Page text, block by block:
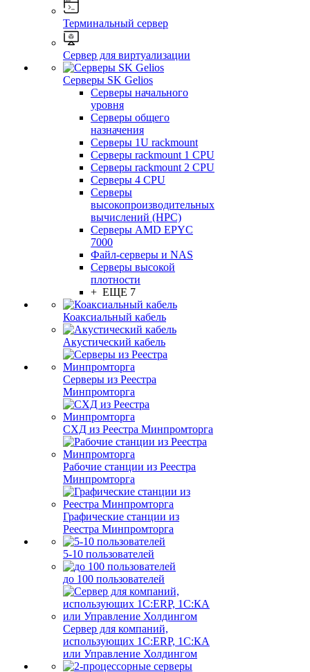
Терминальный сервер
Сервер для виртуализации
Серверы SK Gelios
Серверы начального
уровня
Серверы общего
назначения
Серверы 1U rackmount
Серверы rackmount 1 CPU
Серверы rackmount 2 CPU
Серверы 4 CPU
Серверы
высокопроизводительных
вычислений (HPC)
Серверы AMD EPYC
7000
Файл-серверы и NAS
Серверы высокой
плотности
+ ЕЩЕ 7
Коаксиальный кабель
Акустический кабель
Серверы из Реестра
Минпромторга
СХД из Реестра Минпромторга
Рабочие станции из Реестра
Минпромторга
Графические станции из
Реестра Минпромторга
5-10 пользователей
до 100 пользователей
Сервер для компаний,
использующих 1C:ERP, 1С:КА
или Управление Холдингом